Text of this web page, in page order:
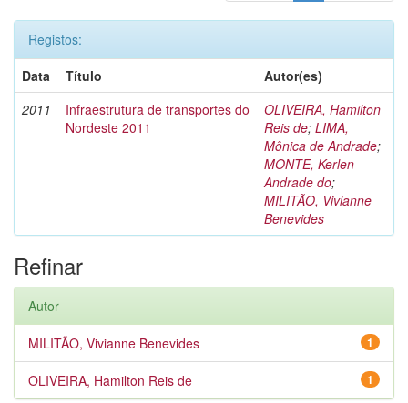
Registos:
Data
Título
Autor(es)
2011
Infraestrutura de transportes do
Nordeste 2011
OLIVEIRA, Hamilton
Reis de; LIMA,
Mônica de Andrade;
MONTE, Kerlen
Andrade do;
MILITÃO, Vivianne
Benevides
Refinar
Autor
1
MILITÃO, Vivianne Benevides
1
OLIVEIRA, Hamilton Reis de